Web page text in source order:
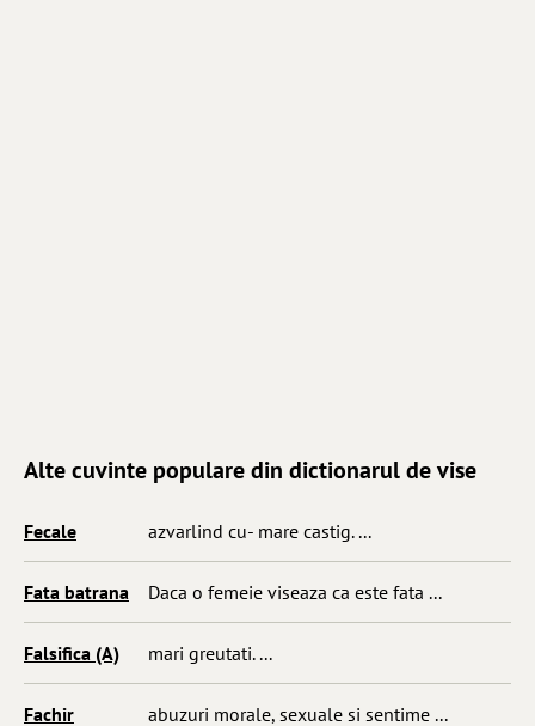
Alte cuvinte populare din dictionarul de vise
Fecale azvarlind cu- mare castig. ...
Fata batrana Daca o femeie viseaza ca este fata ...
Falsifica (A) mari greutati. ...
Fachir abuzuri morale, sexuale si sentime ...